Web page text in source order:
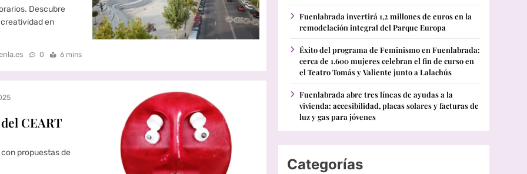
Descubre
creatividad en
0 6 mins
CEART
con propuestas de
Fuenlabrada invertirá 1,2 millones de euros en la
remodelación integral del Parque Europa
Éxito del programa de Feminismo en Fuenlabrada:
cerca de 1.600 mujeres celebran el fin de curso en
el Teatro Tomás y Valiente junto a Lalachús
Fuenlabrada abre tres líneas de ayudas a la
vivienda: accesibilidad, placas solares y facturas de
luz y gas para jóvenes
Categorías